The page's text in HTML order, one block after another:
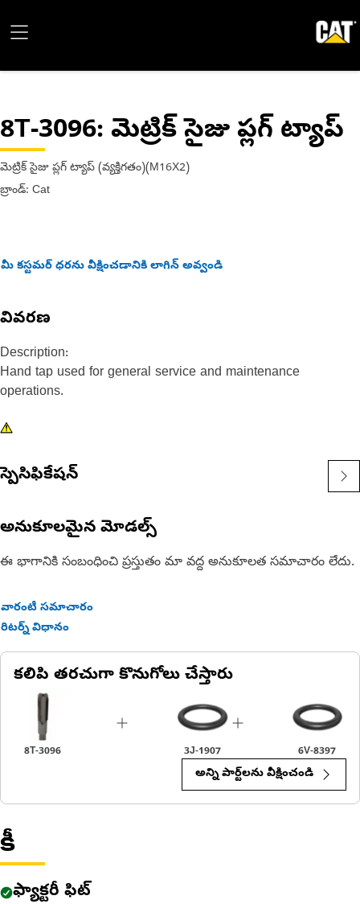
8T-3096: మెట్రిక్ సైజు ప్లగ్ ట్యాప్
మెట్రిక్ సైజు ప్లగ్ ట్యాప్ (వ్యక్తిగతం)(M16X2)
బ్రాండ్: Cat
మీ కస్టమర్ ధరను వీక్షించడానికి లాగిన్ అవ్వండి
వివరణ
Description:
Hand tap used for general service and maintenance
operations.
స్పెసిఫికేషన్
అనుకూలమైన మోడల్స్
ఈ భాగానికి సంబంధించి ప్రస్తుతం మా వద్ద అనుకూలత సమాచారం లేదు.
వారంటీ సమాచారం
రిటర్న్ విధానం
కలిపి తరచుగా కొనుగోలు చేస్తారు
8T-3096 3J-1907 6V-8397
అన్ని పార్ట్‌లను వీక్షించండి
కీ
ఫ్యాక్టరీ ఫిట్